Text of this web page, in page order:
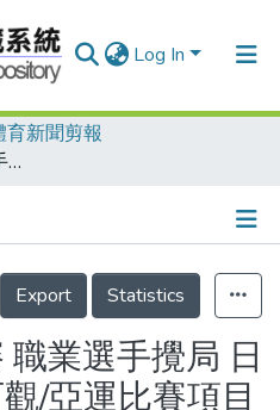
Log In
育新聞剪報
北京亞運網球賽 職業選手攪局 日本、韓國實力可觀/亞運比賽項目實力分析系列報導3 中華體操隊明飛大陸 展開賽前移地訓練 適應場地設備
Export
Statistics
業選手攪局 日
/亞運比賽項目